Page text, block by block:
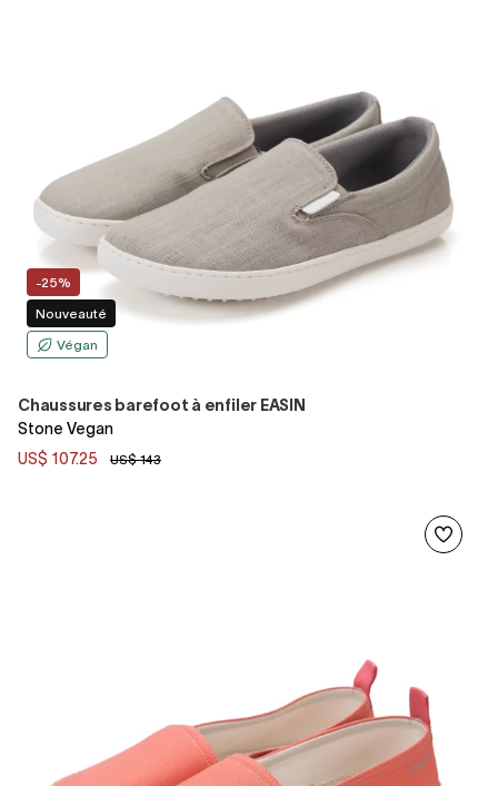
-25%
Nouveauté
Végan
Chaussures barefoot à enfiler EASIN
Stone Vegan
US$ 107.25
US$ 143